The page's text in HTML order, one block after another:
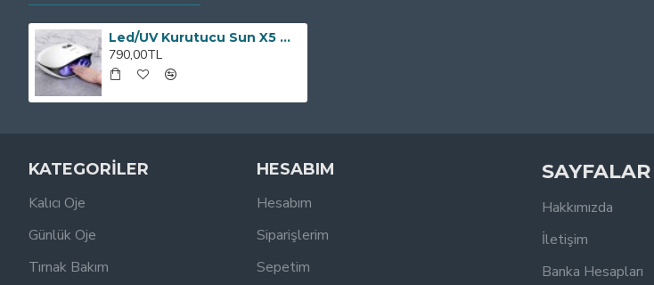
Led/UV Kurutucu Sun X5 Max.
790,00TL
KATEGORİLER
Kalıcı Oje
Günlük Oje
Tırnak Bakım
HESABIM
Hesabım
Siparişlerim
Sepetim
SAYFALAR
Hakkımızda
İletişim
Banka Hesapları